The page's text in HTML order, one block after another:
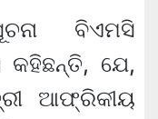
ବିଏମସି
କହିଛନ୍ତି, ଯେ,
ଆଫ୍ରିକୀୟ